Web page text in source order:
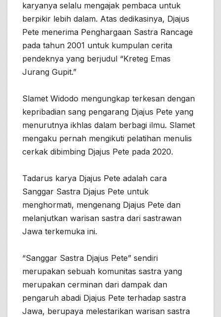
karyanya selalu mengajak pembaca untuk
berpikir lebih dalam. Atas dedikasinya, Djajus
Pete menerima Penghargaan Sastra Rancage
pada tahun 2001 untuk kumpulan cerita
pendeknya yang berjudul “Kreteg Emas
Jurang Gupit.”
Slamet Widodo mengungkap terkesan dengan
kepribadian sang pengarang Djajus Pete yang
menurutnya ikhlas dalam berbagi ilmu. Slamet
mengaku pernah mengikuti pelatihan menulis
cerkak dibimbing Djajus Pete pada 2020.
Tadarus karya Djajus Pete adalah cara
Sanggar Sastra Djajus Pete untuk
menghormati, mengenang Djajus Pete dan
melanjutkan warisan sastra dari sastrawan
Jawa terkemuka ini.
“Sanggar Sastra Djajus Pete” sendiri
merupakan sebuah komunitas sastra yang
merupakan cerminan dari dampak dan
pengaruh abadi Djajus Pete terhadap sastra
Jawa, berupaya melestarikan warisan sastra